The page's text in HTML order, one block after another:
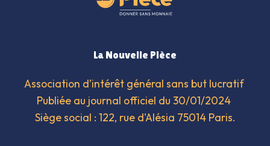
La Nouvelle Pièce
Association d’intérêt général sans but lucratif
Publiée au journal officiel du 30/01/2024
Siège social : 122, rue d'Alésia 75014 Paris.